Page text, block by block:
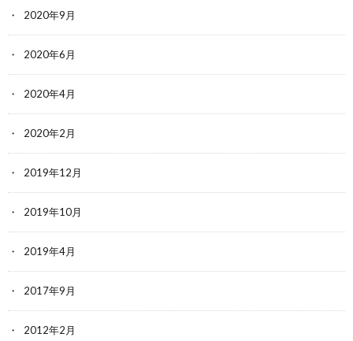
2020年9月
2020年6月
2020年4月
2020年2月
2019年12月
2019年10月
2019年4月
2017年9月
2012年2月